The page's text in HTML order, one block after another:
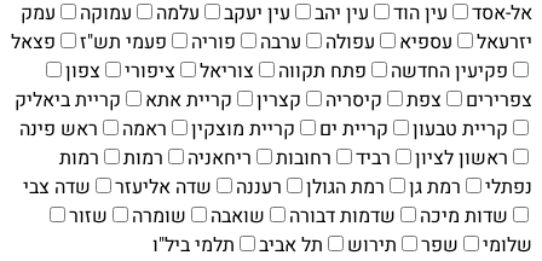
אל-אסד
עין הוד עין יהב עין יעקב עלמה עמוקה
עמק
יזרעאל
עספיא עפולה ערבה פוריה פעמי תש"ז
פצאל
פקיעין החדשה
פתח תקווה צוריאל ציפורי
צפון
צפרירים
צפת קיסריה קצרין קריית אתא
קריית ביאליק
קריית טבעון
קריית ים‏ קריית מוצקין ראמה
ראש פינה
ראשון לציון
רביד רחובות ריחאניה רמות
רמות
נפתלי
רמת גן רמת הגולן רעננה שדה אליעזר
שדה צבי
שדות מיכה
שדמות דבורה שואבה שומרה
שזור
שלומי
שפר תירוש תל אביב תלמי ביל"ו